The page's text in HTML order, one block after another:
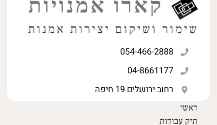
054-466-2888
04-8661177
רחוב ירושלים 19 חיפה
ראשי
תיק עבודות